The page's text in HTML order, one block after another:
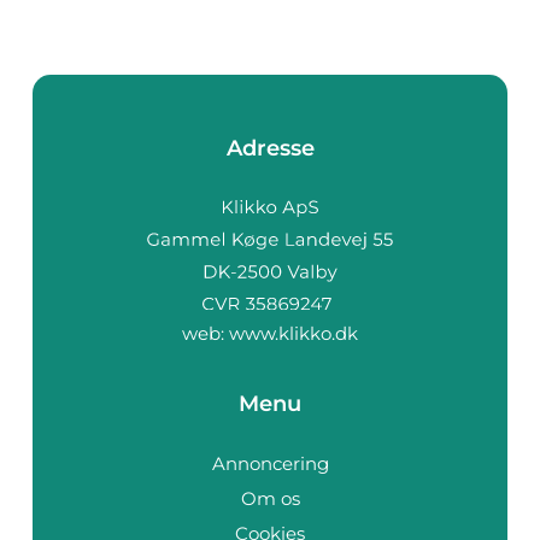
Adresse
web: www.klikko.dk
Menu
Annoncering
Om os
Cookies